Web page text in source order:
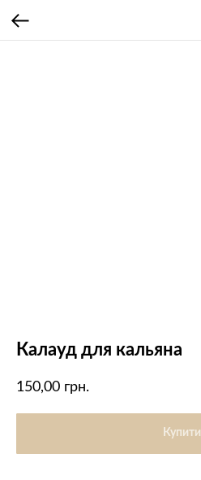
Калауд для кальяна
150,00 грн.
Купити